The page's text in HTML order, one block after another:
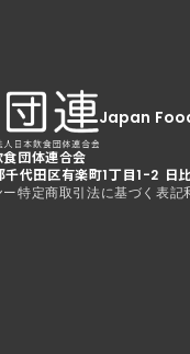
Japan
団体連合会
千代田区有楽町1丁目1-2 日
特定商取引法に基づく表記